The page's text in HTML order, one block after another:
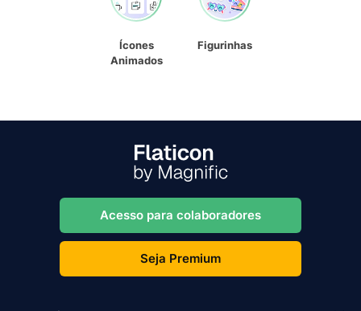
Ícones
Animados
Figurinhas
Acesso para colaboradores
Seja Premium